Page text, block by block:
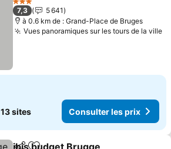
3 Étoiles
7,3
5 641
à 0.6 km de : Grand-Place de Bruges
Vues panoramiques sur les tours de la ville
13 sites Consulter les prix
ibis budget Brugge